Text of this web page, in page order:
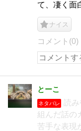
て、凄く面
ナイス
コメント(0)
とーこ
ネタバレ
読
組んだ話の
苦手な表現